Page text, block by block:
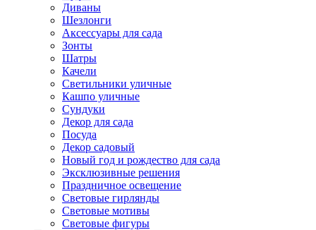
Диваны
Шезлонги
Аксессуары для сада
Зонты
Шатры
Качели
Cветильники уличные
Кашпо уличные
Сундуки
Декор для сада
Посуда
Декор садовый
Новый год и рождество для сада
Эксклюзивные решения
Праздничное освещение
Световые гирлянды
Световые мотивы
Световые фигуры